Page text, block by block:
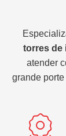
torres de
atender
grande